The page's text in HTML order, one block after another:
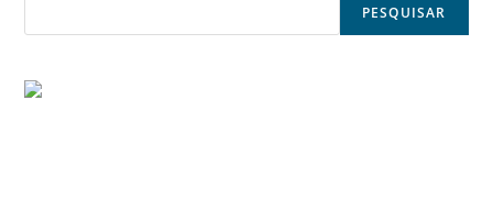
PESQUISAR